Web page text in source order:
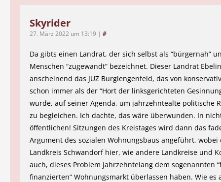
Skyrider
27. März 2022 um 13:19 | #
Da gibts einen Landrat, der sich selbst als “bürgernah”
Menschen “zugewandt” bezeichnet. Dieser Landrat
anscheinend das JUZ Burglengenfeld, das von
schon immer als der “Hort der linksgerichteten
wurde, auf seiner Agenda, um jahrzehntealte politische
zu begleichen. Ich dachte, das wäre überwunden. In
öffentlichen! Sitzungen des Kreistages wird dann das
Argument des sozialen Wohnungsbaus angeführt, wobei
Landkreis Schwandorf hier, wie andere Landkreise und
auch, dieses Problem jahrzehntelang dem sogenannten
finanzierten” Wohnungsmarkt überlassen haben. Wie es